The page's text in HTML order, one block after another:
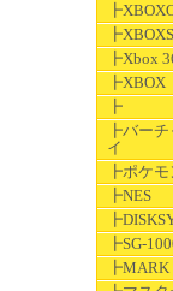
┣Xbox
┣XBOX
┣
┣バー
イ
┣ポケモ
┣NES
┣SG-
┣MARK